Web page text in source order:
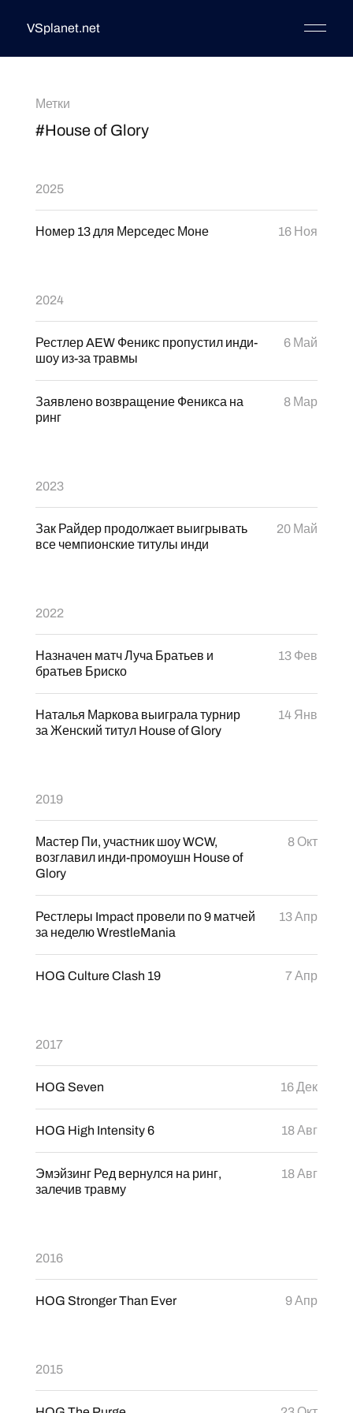
VSplanet.net
Метки
#House of Glory
2025
Номер 13 для Мерседес Моне 16 Ноя
2024
Рестлер AEW Феникс пропустил инди-
шоу из-за травмы
6 Май
Заявлено возвращение Феникса на
ринг
8 Мар
2023
Зак Райдер продолжает выигрывать
все чемпионские титулы инди
20 Май
2022
Назначен матч Луча Братьев и
братьев Бриско
13 Фев
Наталья Маркова выиграла турнир
за Женский титул House of Glory
14 Янв
2019
Мастер Пи, участник шоу WCW,
возглавил инди-промоушн House of
Glory
8 Окт
Рестлеры Impact провели по 9 матчей
за неделю WrestleMania
13 Апр
HOG Culture Clash 19 7 Апр
2017
HOG Seven 16 Дек
HOG High Intensity 6 18 Авг
Эмэйзинг Ред вернулся на ринг,
залечив травму
18 Авг
2016
HOG Stronger Than Ever 9 Апр
2015